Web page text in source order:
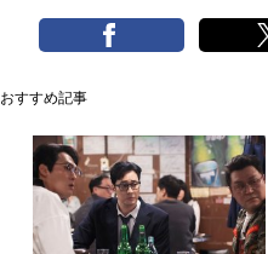
おすすめ記事